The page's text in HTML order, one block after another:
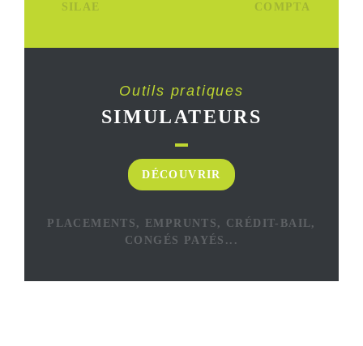
SILAE
COMPTA
Outils pratiques
SIMULATEURS
DÉCOUVRIR
PLACEMENTS, EMPRUNTS, CRÉDIT-BAIL,
CONGÉS PAYÉS...